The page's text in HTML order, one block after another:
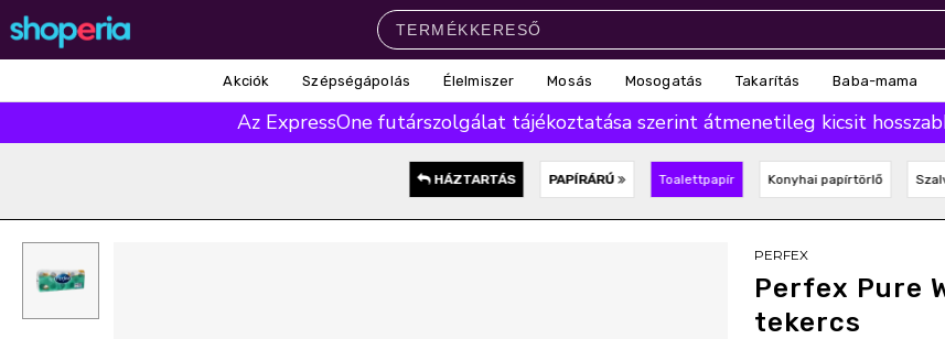
Élelmiszer
Népszerű márkák
Pampers
Akciók Szépségápolás Élelmiszer Mosás Mosogatás Takarítás Baba-mama
Az ExpressOne futárszolgálat tájékoztatása szerint átmenetileg kicsit
HÁZTARTÁS PAPÍRÁRÚ Toalettpapír Konyhai papírtörlő
PERFEX
Perfex Pure
tekercs